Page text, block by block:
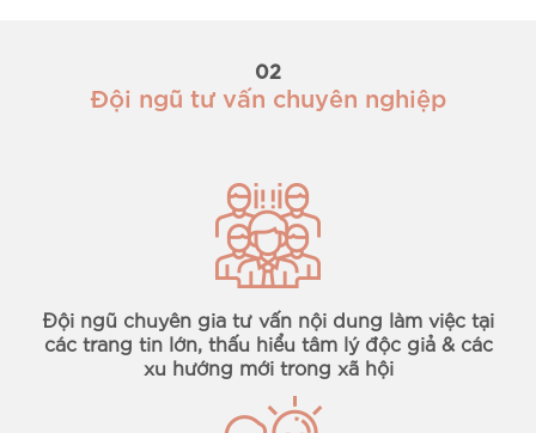
02
Đội ngũ tư vấn chuyên nghiệp
Đội ngũ chuyên gia tư vấn nội dung làm việc tại
các trang tin lớn, thấu hiểu tâm lý độc giả & các
xu hướng mới trong xã hội